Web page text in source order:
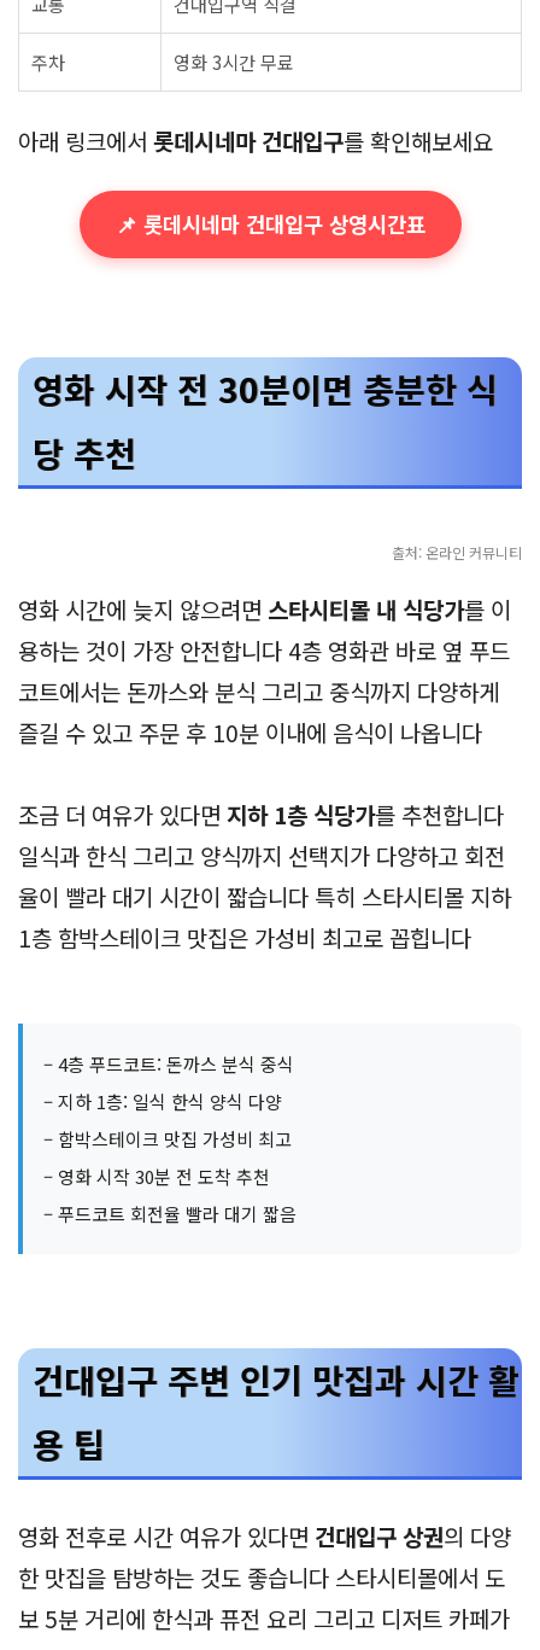
주차 영화 3시간 무료
아래 링크에서 롯데시네마 건대입구를 확인해보세요
📌 롯데시네마 건대입구 상영시간표
영화 시작 전 30분이면 충분한 식
당 추천
출처: 온라인 커뮤니티
영화 시간에 늦지 않으려면 스타시티몰 내 식당가를 이
용하는 것이 가장 안전합니다 4층 영화관 바로 옆 푸드
코트에서는 돈까스와 분식 그리고 중식까지 다양하게
즐길 수 있고 주문 후 10분 이내에 음식이 나옵니다
조금 더 여유가 있다면 지하 1층 식당가를 추천합니다
일식과 한식 그리고 양식까지 선택지가 다양하고 회전
율이 빨라 대기 시간이 짧습니다 특히 스타시티몰 지하
1층 함박스테이크 맛집은 가성비 최고로 꼽힙니다
– 4층 푸드코트: 돈까스 분식 중식
– 지하 1층: 일식 한식 양식 다양
– 함박스테이크 맛집 가성비 최고
– 영화 시작 30분 전 도착 추천
– 푸드코트 회전율 빨라 대기 짧음
건대입구 주변 인기 맛집과 시간 활
용 팁
영화 전후로 시간 여유가 있다면 건대입구 상권의 다양
한 맛집을 탐방하는 것도 좋습니다 스타시티몰에서 도
보 5분 거리에 한식과 퓨전 요리 그리고 디저트 카페가